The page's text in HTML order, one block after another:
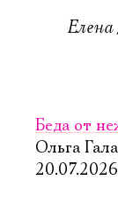
Елена
Беда от
Ольга
20.07.2026